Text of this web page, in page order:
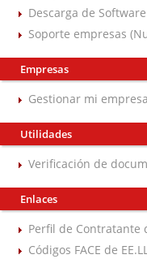
Descarga de Software
Soporte empresas
Empresas
Gestionar mi empresa
Utilidades
Verificación de
Enlaces
Perfil de Contratante
Códigos FACE de